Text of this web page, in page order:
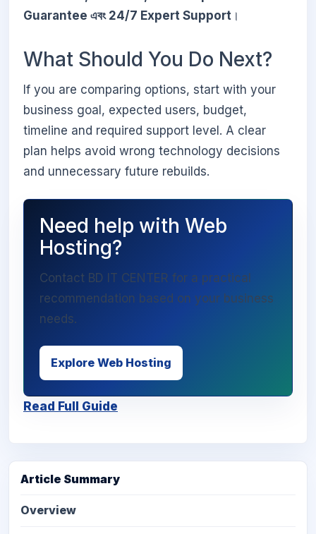
Guarantee এবং 24/7 Expert Support ।
What Should You Do Next?
If you are comparing options, start with your
business goal, expected users, budget,
timeline and required support level. A clear
plan helps avoid wrong technology decisions
and unnecessary future rebuilds.
Need help with Web
Hosting?
Contact BD IT CENTER for a practical
recommendation based on your business
needs.
Explore Web Hosting
Read Full Guide
Article Summary
Overview